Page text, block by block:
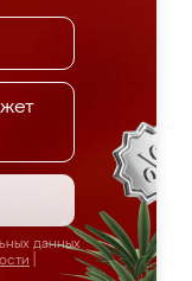
данных